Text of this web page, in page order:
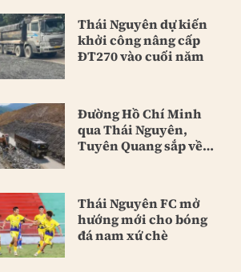
Thái Nguyên dự kiến
khởi công nâng cấp
ĐT270 vào cuối năm
Đường Hồ Chí Minh
qua Thái Nguyên,
Tuyên Quang sắp về
Thái Nguyên FC mở
hướng mới cho bóng
đá nam xứ chè